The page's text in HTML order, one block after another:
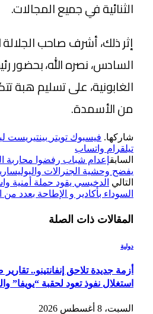
الثنائية في جميع المجالات.
إثر ذلك، أشرف صاحب
السادس، نصره الله، بحضور
من الأسمدة.
شاركها. فيسبوك تويتر بينتيريست
تيلقرام واتساب
السابقإعدام شباب رفضوا محاربة
يفضح وحشية الجنرالات
التالي الدخيسي يقود حملة أمنية
السوداء بأكادير و الإطاحة بعدد
المقالات ذات الصلة
دولية
أزمة جديدة تلاحق إنفانتينو..
استغلال نفوذ تعود لحقبة “يويفا”
السبت، 8 أغسطس 2026